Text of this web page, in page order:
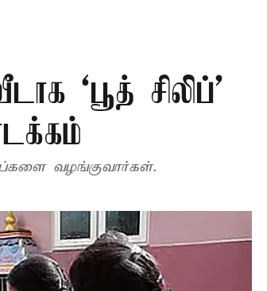
‘பூத் சிலிப்'
வழங்குவார்கள்.